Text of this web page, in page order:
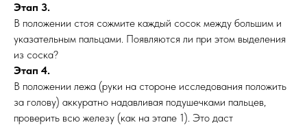
Этап 3.
В положении стоя сожмите каждый сосок между большим и
указательным пальцами. Появляются ли при этом выделения
из соска?
Этап 4.
В положении лежа (руки на стороне исследования положить
за голову) аккуратно надавливая подушечками пальцев,
проверить всю железу (как на этапе 1). Это даст